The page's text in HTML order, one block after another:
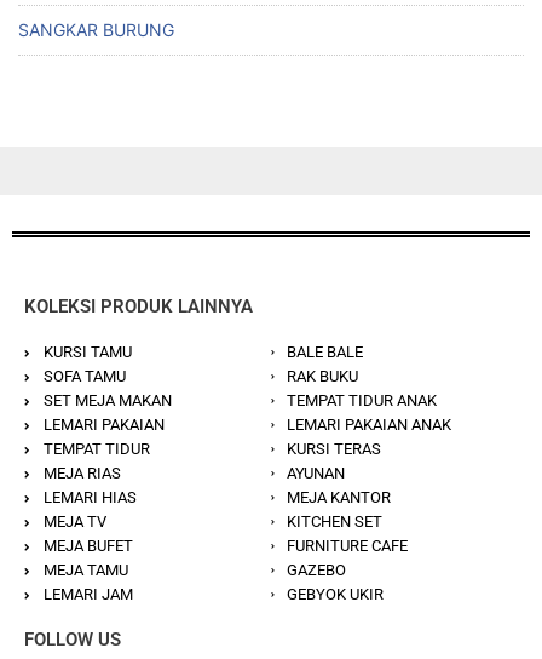
SANGKAR BURUNG
KOLEKSI PRODUK LAINNYA
KURSI TAMU
SOFA TAMU
SET MEJA MAKAN
LEMARI PAKAIAN
TEMPAT TIDUR
MEJA RIAS
LEMARI HIAS
MEJA TV
MEJA BUFET
MEJA TAMU
LEMARI JAM
BALE BALE
RAK BUKU
TEMPAT TIDUR ANAK
LEMARI PAKAIAN ANAK
KURSI TERAS
AYUNAN
MEJA KANTOR
KITCHEN SET
FURNITURE CAFE
GAZEBO
GEBYOK UKIR
FOLLOW US